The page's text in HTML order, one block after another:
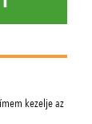
kezelje az